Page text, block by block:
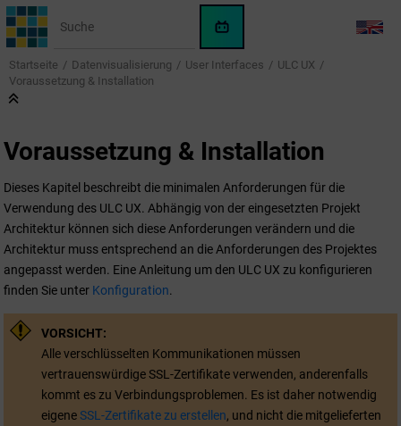
Springe zum Hauptinhalt
WinCC
OA
KI-
LANG
Startseite Datenvisualisierung User Interfaces
ULC UX
Voraussetzung & Installation
Voraussetzung & Installation
Dieses Kapitel beschreibt die minimalen Anforderungen für die
Verwendung des ULC UX. Abhängig von der eingesetzten Projekt
Architektur können sich diese Anforderungen verändern und die
Architektur muss entsprechend an die Anforderungen des Projektes
angepasst werden. Eine Anleitung um den ULC UX zu konfigurieren
finden Sie unter Konfiguration.
VORSICHT:
Alle verschlüsselten Kommunikationen müssen
vertrauenswürdige SSL-Zertifikate verwenden, anderenfalls
kommt es zu Verbindungsproblemen. Es ist daher notwendig
eigeneSSL-Zertifikate zu erstellen, und nicht die mitgelieferten